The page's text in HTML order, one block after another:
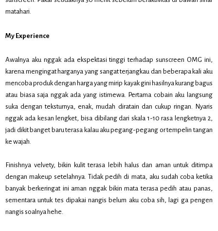
matahari.
My Experience
Awalnya aku nggak ada ekspektasi tinggi terhadap sunscreen OMG ini,
karena mengingat harganya yang sangat terjangkau dan beberapa kali aku
mencoba produk dengan harga yang mirip kayak gini hasilnya kurang bagus
atau biasa saja nggak ada yang istimewa. Pertama cobain aku langsung
suka dengan teksturnya, enak, mudah diratain dan cukup ringan. Nyaris
nggak ada kesan lengket, bisa dibilang dari skala 1-10 rasa lengketnya 2,
jadi dikit banget baru terasa kalau aku pegang-pegang or tempelin tangan
ke wajah.
Finishnya velvety, bikin kulit terasa lebih halus dan aman untuk ditimpa
dengan makeup setelahnya. Tidak pedih di mata, aku sudah coba ketika
banyak berkeringat ini aman nggak bikin mata terasa pedih atau panas,
sementara untuk tes dipakai nangis belum aku coba sih, lagi ga pengen
nangis soalnya hehe.